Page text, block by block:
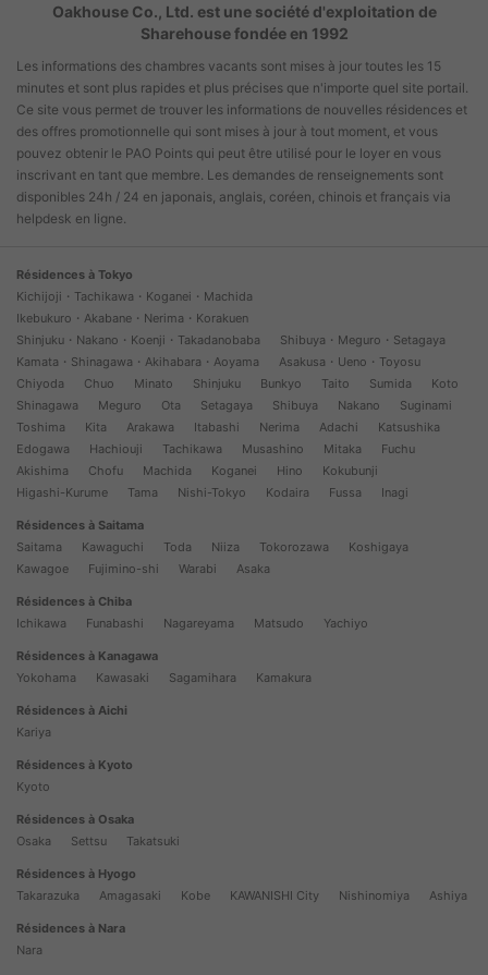
Oakhouse Co., Ltd. est une société d'exploitation de
Sharehouse fondée en 1992
Les informations des chambres vacants sont mises à jour toutes les 15
minutes et sont plus rapides et plus précises que n'importe quel site portail.
Ce site vous permet de trouver les informations de nouvelles résidences et
des offres promotionnelle qui sont mises à jour à tout moment, et vous
pouvez obtenir le PAO Points qui peut être utilisé pour le loyer en vous
inscrivant en tant que membre. Les demandes de renseignements sont
disponibles 24h / 24 en japonais, anglais, coréen, chinois et français via
helpdesk en ligne.
Résidences à Tokyo
Kichijoji・Tachikawa・Koganei・Machida
Ikebukuro・Akabane・Nerima・Korakuen
Shinjuku・Nakano・Koenji・Takadanobaba
Shibuya・Meguro・Setagaya
Kamata・Shinagawa・Akihabara・Aoyama
Asakusa・Ueno・Toyosu
Chiyoda
Chuo Minato Shinjuku Bunkyo Taito Sumida
Koto
Shinagawa
Meguro Ota Setagaya Shibuya Nakano
Suginami
Toshima
Kita Arakawa Itabashi Nerima Adachi
Katsushika
Edogawa
Hachiouji Tachikawa Musashino Mitaka
Fuchu
Akishima
Chofu Machida Koganei Hino
Kokubunji
Higashi-Kurume
Tama Nishi-Tokyo Kodaira Fussa Inagi
Résidences à Saitama
Saitama
Kawaguchi Toda Niiza Tokorozawa
Koshigaya
Kawagoe
Fujimino-shi Warabi Asaka
Résidences à Chiba
Ichikawa
Funabashi Nagareyama Matsudo Yachiyo
Résidences à Kanagawa
Yokohama
Kawasaki Sagamihara Kamakura
Résidences à Aichi
Kariya
Résidences à Kyoto
Kyoto
Résidences à Osaka
Osaka
Settsu Takatsuki
Résidences à Hyogo
Takarazuka
Amagasaki Kobe KAWANISHI City Nishinomiya Ashiya
Résidences à Nara
Nara